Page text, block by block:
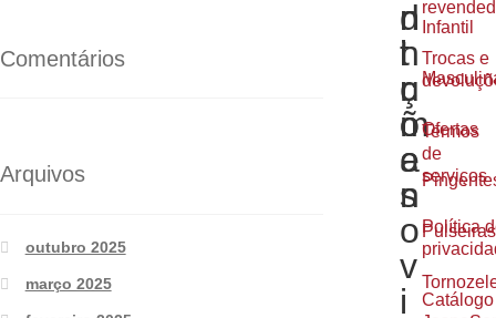
Comentários
Arquivos
outubro 2025
março 2025
Infantil
Ofertas
Pulseiras
d
i
ç
õ
e
s
Trocas e
Termos
de
serviços
Política
Catálogo
n
t
r
o
n
h
u
m
a
n
o
v
i